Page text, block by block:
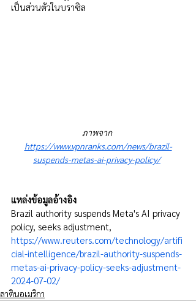
เป็นส่วนตัวในบราซิล
ภาพจาก
https://www.vpnranks.com/news/brazil-
suspends-metas-ai-privacy-policy/
แหล่งข้อมูลอ้างอิง
Brazil authority suspends Meta's AI privacy
policy, seeks adjustment,
https://www.reuters.com/technology/artifi
cial-intelligence/brazil-authority-suspends-
metas-ai-privacy-policy-seeks-adjustment-
2024-07-02/
ลาตินอเมริกา